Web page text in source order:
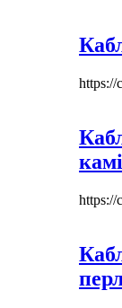
https://
https://